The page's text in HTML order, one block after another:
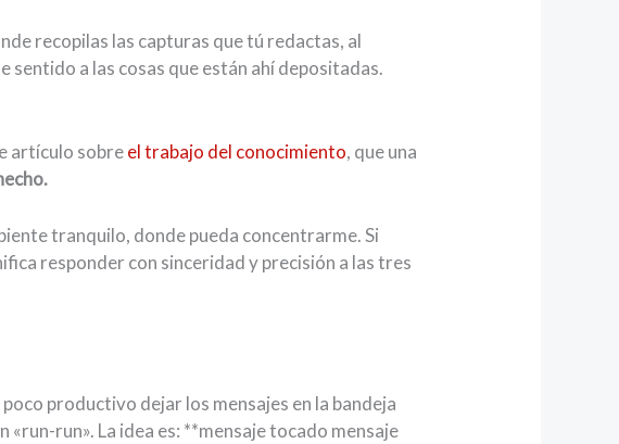
recopilas las capturas que tú redactas, al
sentido a las cosas que están ahí depositadas.
artículo sobreel trabajo del conocimiento, que una
tranquilo, donde pueda concentrarme. Si
responder con sinceridad y precisión a las tres
productivo dejar los mensajes en la bandeja
run». La idea es: **mensaje tocado mensaje